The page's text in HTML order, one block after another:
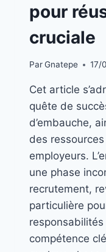
|
EMPLOIS
pour
cruciale
ParGnatepe 17/
Cet article
quête de
d’embauche,
des
employeurs.
une phase
recrutement,
particulière
compétence